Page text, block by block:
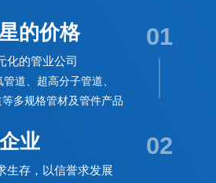
的价格
化的管业公司
道、超高分子管道、
多规格管材及管件产品
01
业
生存，以信誉求发展
02